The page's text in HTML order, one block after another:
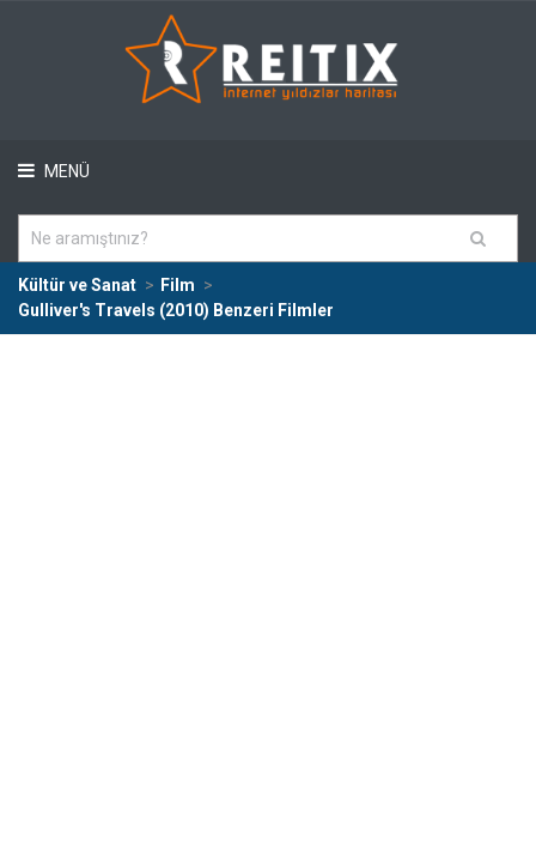
MENÜ
Kültür ve Sanat
Film
Gulliver's Travels (2010) Benzeri Filmler